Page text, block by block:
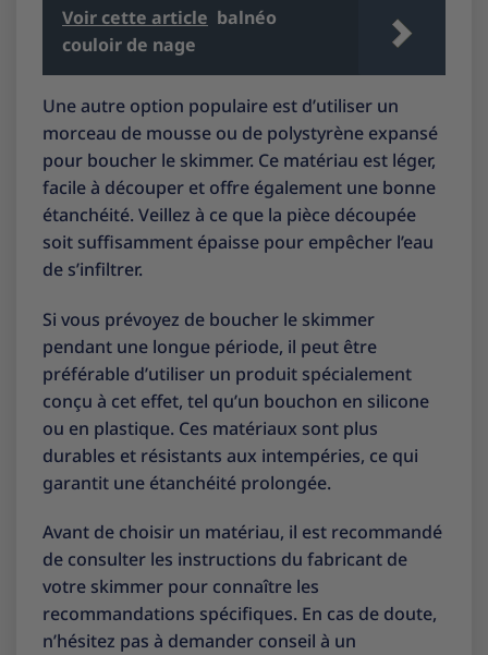
Voir cette article balnéo
couloir de nage
Une autre option populaire est d’utiliser un
morceau de mousse ou de polystyrène expansé
pour boucher le skimmer. Ce matériau est léger,
facile à découper et offre également une bonne
étanchéité. Veillez à ce que la pièce découpée
soit suffisamment épaisse pour empêcher l’eau
de s’infiltrer.
Si vous prévoyez de boucher le skimmer
pendant une longue période, il peut être
préférable d’utiliser un produit spécialement
conçu à cet effet, tel qu’un bouchon en silicone
ou en plastique. Ces matériaux sont plus
durables et résistants aux intempéries, ce qui
garantit une étanchéité prolongée.
Avant de choisir un matériau, il est recommandé
de consulter les instructions du fabricant de
votre skimmer pour connaître les
recommandations spécifiques. En cas de doute,
n’hésitez pas à demander conseil à un